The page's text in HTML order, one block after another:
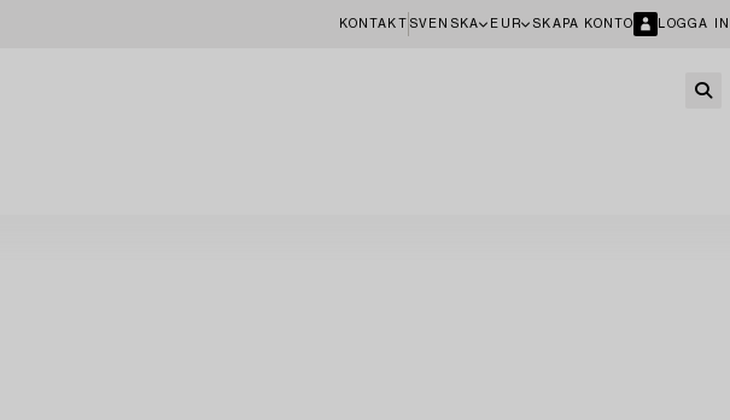
KONTAKT SVENSKA EUR SKAPA KONTO LOGGA IN